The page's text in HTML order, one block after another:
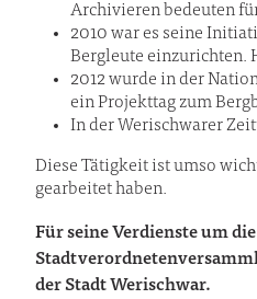
Archivieren bedeuten
2010 war es seine
Bergleute einzurichten.
2012 wurde in der
ein Projekttag zum
In der Werischwarer
Diese Tätigkeit ist umso
gearbeitet haben.
Für seine Verdienste um
der Stadt Werischwar.